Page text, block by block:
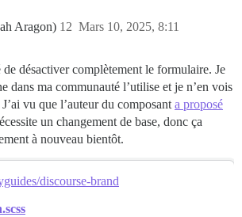
Aragon) Mars 10, 2025, 8:11
12
désactiver complètement le formulaire. Je
dans ma communauté l’utilise et je n’en vois
vu que l’auteur du composant a proposé
un changement de base, donc ça
à nouveau bientôt.
discourse-brand